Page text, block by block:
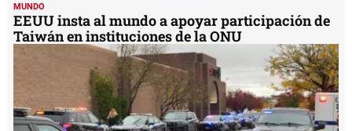
MUNDO
EEUU insta al mundo a apoyar participación de
Taiwán en instituciones de la ONU